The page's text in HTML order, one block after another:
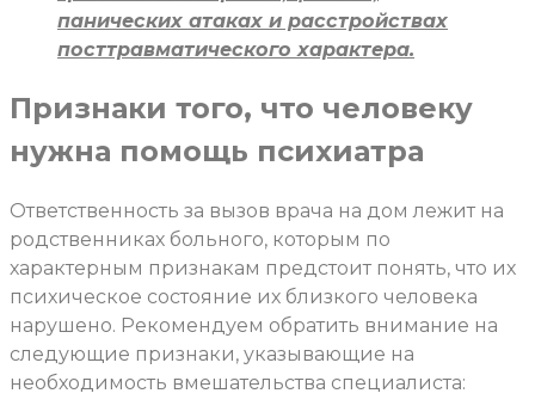
панических атаках и расстройствах
посттравматического характера.
Признаки того, что человеку
нужна помощь психиатра
Ответственность за вызов врача на дом лежит на
родственниках больного, которым по
характерным признакам предстоит понять, что их
психическое состояние их близкого человека
нарушено. Рекомендуем обратить внимание на
следующие признаки, указывающие на
необходимость вмешательства специалиста: